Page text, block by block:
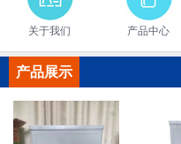
关于我们 产品中心
产品展示